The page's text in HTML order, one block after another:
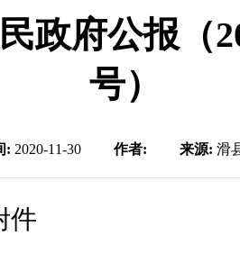
政府公报（
号）
: 2020-11-30 作者: 来源: 滑
件